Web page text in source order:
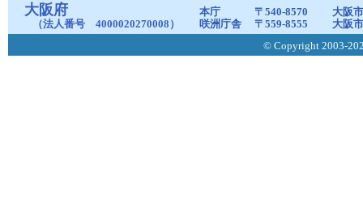
大阪府
（法人番号 4000020270008）
本庁 〒540-8570
大阪
咲洲庁舎
〒559-8555
大阪
© Copyright 2003-